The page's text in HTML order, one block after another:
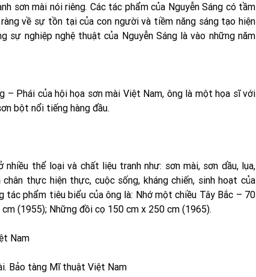
sơn mài nói riêng. Các tác phẩm của Nguyễn Sáng có tầm
về sự tồn tại của con người và tiềm năng sáng tạo hiện
sự nghiệp nghệ thuật của Nguyễn Sáng là vào những năm
Phái của hội họa sơn mài Việt Nam, ông là một họa sĩ với
bột nổi tiếng hàng đầu.
thể loại và chất liệu tranh như: sơn mài, sơn dầu, lụa,
thực hiện thực, cuộc sống, kháng chiến, sinh hoạt của
tác phẩm tiêu biểu của ông là: Nhớ một chiều Tây Bắc – 70
(1955); Những đồi cọ 150 cm x 250 cm (1965).
Nam
Bảo tàng Mĩ thuật Việt Nam